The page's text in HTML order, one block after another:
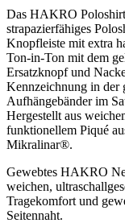
Das HAKRO
strapazierfähiges
Knopfleiste mit extra
Ton-in-Ton mit dem
Ersatzknopf und
Kennzeichnung in der
Aufhängebänder im
Hergestellt aus
funktionellem Piqué
Mikralinar®.
Gewebtes HAKRO
weichen,
Tragekomfort und
Seitennaht.